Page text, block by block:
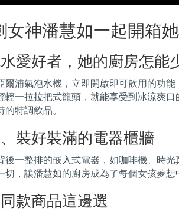
女神潘慧如一起開箱
愛好者，她的廚房怎能
爾浦氣泡水機，立即開啟即可飲用的功
輕一拉拉把式龍頭，就能享受到冰涼爽
特調飲品。
裝好裝滿的電器櫃牆
後一整排的嵌入式電器，如咖啡機、時
切，讓潘慧如的廚房成為了每個女孩夢想
款商品這邊選